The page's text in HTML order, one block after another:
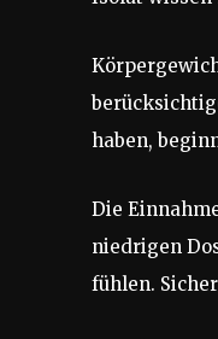
haben,
Die
niedrigen
fühlen.